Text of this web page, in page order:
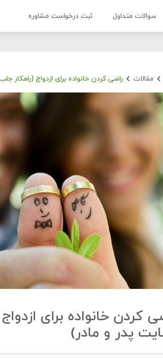
سوالات متداول ثبت درخواست مشاوره
مقالات راضی کردن خانواده برای ازدواج (راهکار
کردن خانواده برای
پدر و مادر)